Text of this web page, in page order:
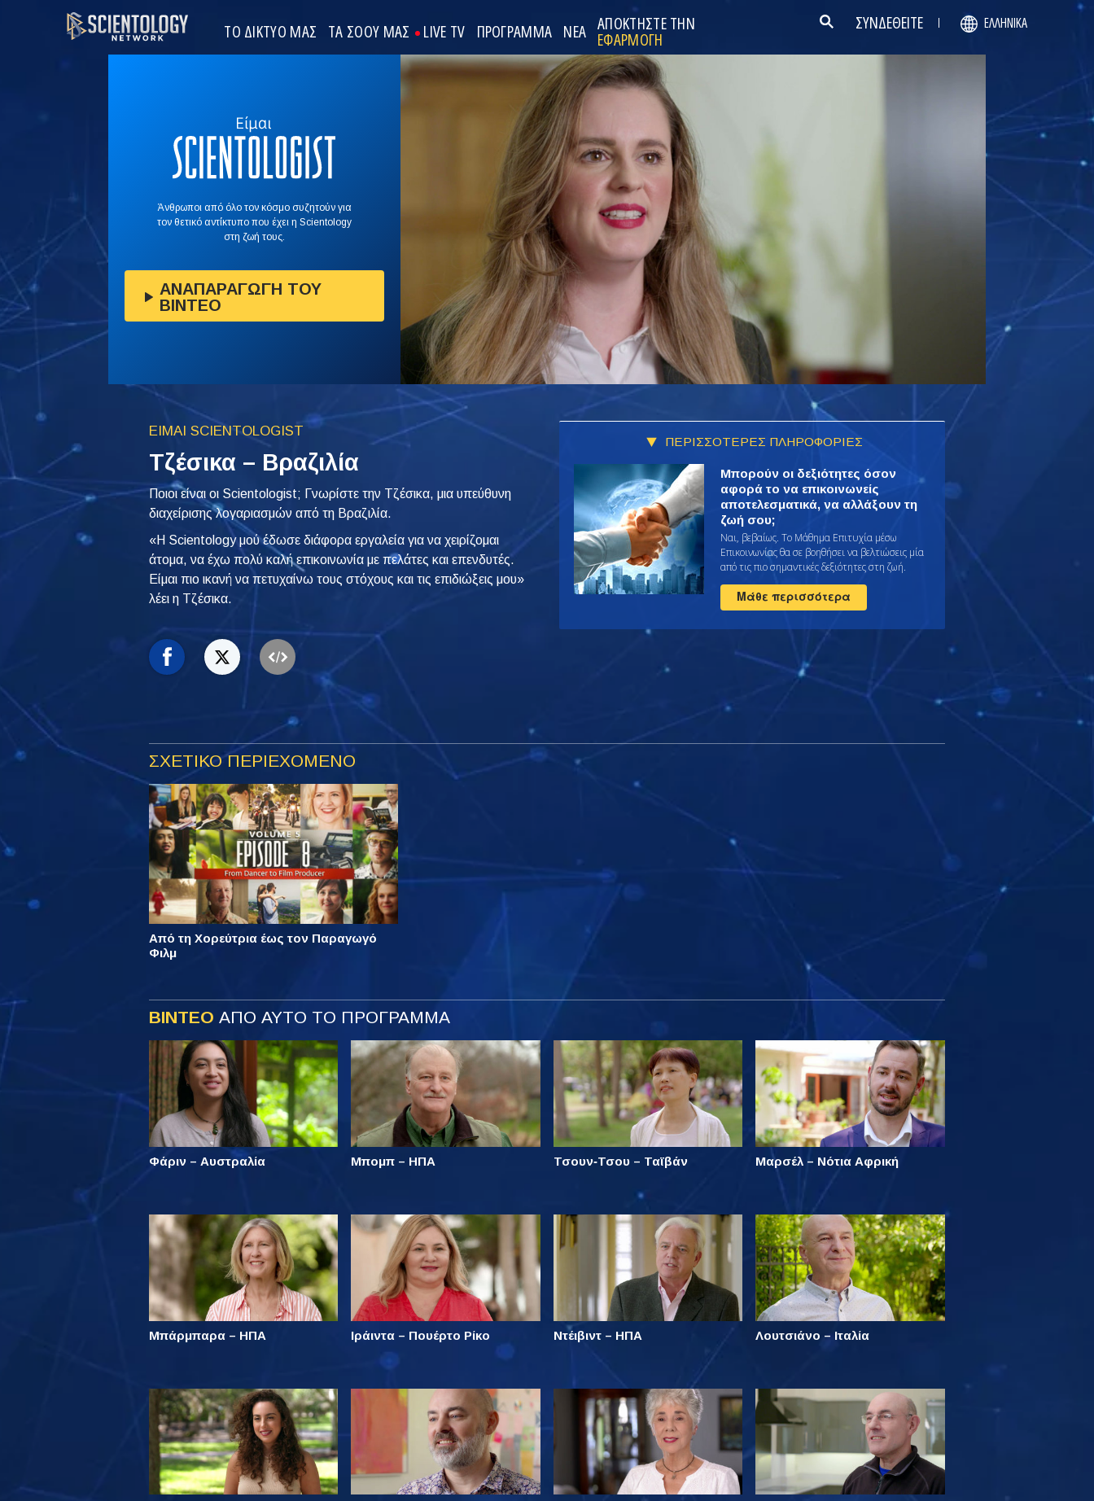
ΤΟ ΔΙΚΤΥΟ ΜΑΣ ΤΑ ΣΟΟΥ ΜΑΣ LIVE TV ΠΡΟΓΡΑΜΜΑ ΝΕΑ ΑΠΟΚΤΗΣΤΕ ΤΗΝ
ΕΦΑΡΜΟΓΗ
ΣΥΝΔΕΘΕΙΤΕ ΕΛΛΗΝΙΚΆ
Άνθρωποι από όλο τον κόσμο συζητούν για
τον θετικό αντίκτυπο που έχει η Scientology
στη ζωή τους.
ΑΝΑΠΑΡΑΓΩΓΗ ΤΟΥ
ΒΙΝΤΕΟ
ΕΙΜΑΙ SCIENTOLOGIST
Τζέσικα – Βραζιλία
Ποιοι είναι οι Scientologist; Γνωρίστε την Τζέσικα, μια υπεύθυνη
διαχείρισης λογαριασμών από τη Βραζιλία.
«Η Scientology μού έδωσε διάφορα εργαλεία για να χειρίζομαι
άτομα, να έχω πολύ καλή επικοινωνία με πελάτες και επενδυτές.
Είμαι πιο ικανή να πετυχαίνω τους στόχους και τις επιδιώξεις μου»
λέει η Τζέσικα.
ΠΕΡΙΣΣΟΤΕΡΕΣ ΠΛΗΡΟΦΟΡΙΕΣ
Μπορούν οι δεξιότητες όσον
αφορά το να επικοινωνείς
αποτελεσματικά, να αλλάξουν τη
ζωή σου;
Ναι, βεβαίως. Το Μάθημα Επιτυχία μέσω
Επικοινωνίας θα σε βοηθήσει να βελτιώσεις μία
από τις πιο σημαντικές δεξιότητες στη ζωή.
Μάθε περισσότερα
ΣΧΕΤΙΚΟ ΠΕΡΙΕΧΟΜΕΝΟ
Από τη Χορεύτρια έως τον Παραγωγό
Φιλμ
ΒΙΝΤΕΟ ΑΠΟ ΑΥΤΟ ΤΟ ΠΡΟΓΡΑΜΜΑ
Φάριν – Αυστραλία Μπομπ – ΗΠΑ Τσουν‑Τσου – Ταϊβάν Μαρσέλ – Νότια Αφρική
Μπάρμπαρα – ΗΠΑ Ιράιντα – Πουέρτο Ρίκο Ντέιβιντ – ΗΠΑ Λουτσιάνο – Ιταλία